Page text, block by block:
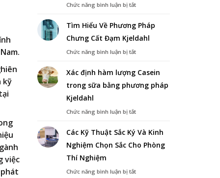
kỹ
việc
Chức năng bình luận bị tắtở
Pháp
Đo
Độ
Chất
Tìm Hiểu Về Phương Pháp
Chưng Cất Đạm Kjeldahl
Chức năng bình luận bị tắtở
Về
Phương
Cất
Xác định hàm lượng Casein
trong sữa bằng phương pháp
Kjeldahl
Chức năng bình luận bị tắtở
định
hàm
lượng
sữa
Các Kỹ Thuật Sắc Ký Và Kinh
Nghiệm Chọn Sắc Cho Phòng
Thí Nghiệm
Chức năng bình luận bị tắtở